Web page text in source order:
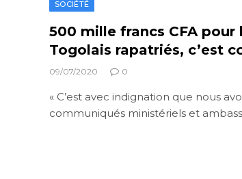
SOCIÉTÉ
500 mille francs CFA
Togolais rapatriés, c’est
09/07/2020 0
« C’est avec indignation que nous
communiqués ministériels et